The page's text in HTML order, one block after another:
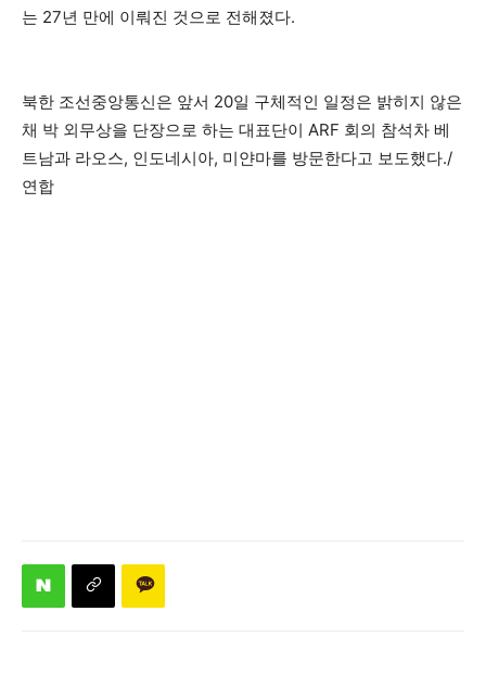
는 27년 만에 이뤄진 것으로 전해졌다.
북한 조선중앙통신은 앞서 20일 구체적인 일정은 밝히지 않은
채 박 외무상을 단장으로 하는 대표단이 ARF 회의 참석차 베
트남과 라오스, 인도네시아, 미얀마를 방문한다고 보도했다./
연합